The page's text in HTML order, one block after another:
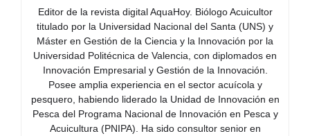
Editor de la revista digital AquaHoy. Biólogo Acuicultor
titulado por la Universidad Nacional del Santa (UNS) y
Máster en Gestión de la Ciencia y la Innovación por la
Universidad Politécnica de Valencia, con diplomados en
Innovación Empresarial y Gestión de la Innovación.
Posee amplia experiencia en el sector acuícola y
pesquero, habiendo liderado la Unidad de Innovación en
Pesca del Programa Nacional de Innovación en Pesca y
Acuicultura (PNIPA). Ha sido consultor senior en